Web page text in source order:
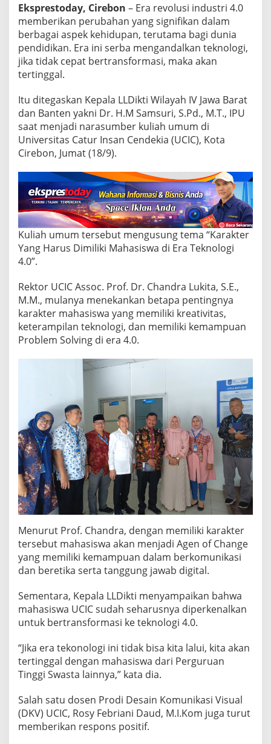
a
d
i
N
a
r
m
K
u
l
i
a
h
U
m
u
m
U
C
I
C
h
a
s
E
a
e
o
o
g
i
4
.
0
Eksprestoday, Cirebon – Era revolusi industri 4.0
memberikan perubahan yang signifikan dalam
berbagai aspek kehidupan, terutama bagi dunia
pendidikan. Era ini serba mengandalkan teknologi,
jika tidak cepat bertransformasi, maka akan
tertinggal.
Itu ditegaskan Kepala LLDikti Wilayah IV Jawa Barat
dan Banten yakni Dr. H.M Samsuri, S.Pd., M.T., IPU
saat menjadi narasumber kuliah umum di
Universitas Catur Insan Cendekia (UCIC), Kota
Cirebon, Jumat (18/9).
Kuliah umum tersebut mengusung tema “Karakter
Yang Harus Dimiliki Mahasiswa di Era Teknologi
4.0”.
Rektor UCIC Assoc. Prof. Dr. Chandra Lukita, S.E.,
M.M., mulanya menekankan betapa pentingnya
karakter mahasiswa yang memiliki kreativitas,
keterampilan teknologi, dan memiliki kemampuan
Problem Solving di era 4.0.
Menurut Prof. Chandra, dengan memiliki karakter
tersebut mahasiswa akan menjadi Agen of Change
yang memiliki kemampuan dalam berkomunikasi
dan beretika serta tanggung jawab digital.
Sementara, Kepala LLDikti menyampaikan bahwa
mahasiswa UCIC sudah seharusnya diperkenalkan
untuk bertransformasi ke teknologi 4.0.
“Jika era tekonologi ini tidak bisa kita lalui, kita akan
tertinggal dengan mahasiswa dari Perguruan
Tinggi Swasta lainnya,” kata dia.
Salah satu dosen Prodi Desain Komunikasi Visual
(DKV) UCIC, Rosy Febriani Daud, M.I.Kom juga turut
memberikan respons positif.